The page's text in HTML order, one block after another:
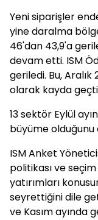
Yeni siparişler
yine daralma
46'dan 43,9'a
devam etti. ISM
geriledi. Bu,
olarak kayda
13 sektör Eylül
büyüme olduğunu
ISM Anket
politikası ve
yatırımları
seyrettiğini dile
ve Kasım ayında